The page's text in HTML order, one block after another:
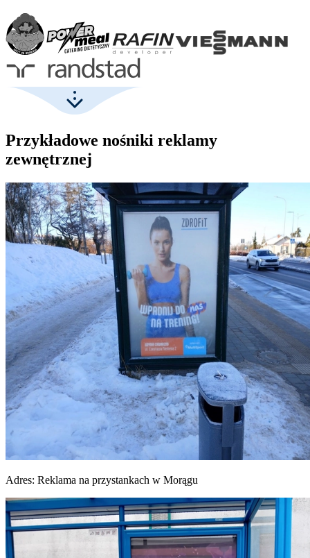
Przykładowe nośniki reklamy
zewnętrznej
Adres: Reklama na przystankach w Morągu